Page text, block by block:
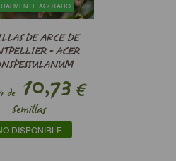
AGOTADO
DE ARCE DE
- ACER
de10,73 €
Semillas
DISPONIBLE